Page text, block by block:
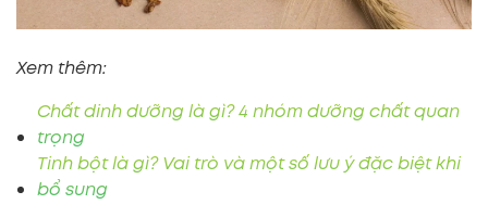
Xem thêm:
Chất dinh dưỡng là gì? 4 nhóm dưỡng chất quan
trọng
Tinh bột là gì? Vai trò và một số lưu ý đặc biệt khi
bổ sung